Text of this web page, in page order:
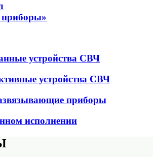
устройства СВЧ
устройства СВЧ
приборы
исполнении